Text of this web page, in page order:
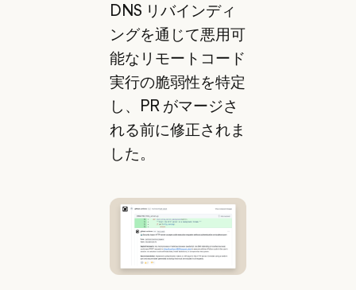
DNS リバインディ
ングを通じて悪用可
能なリモートコード
実行の脆弱性を特定
し、PR がマージさ
れる前に修正されま
した。